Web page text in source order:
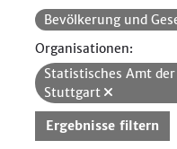
Bevölkerung und
Organisationen:
Statistisches Amt
Stuttgart
Ergebnisse filtern